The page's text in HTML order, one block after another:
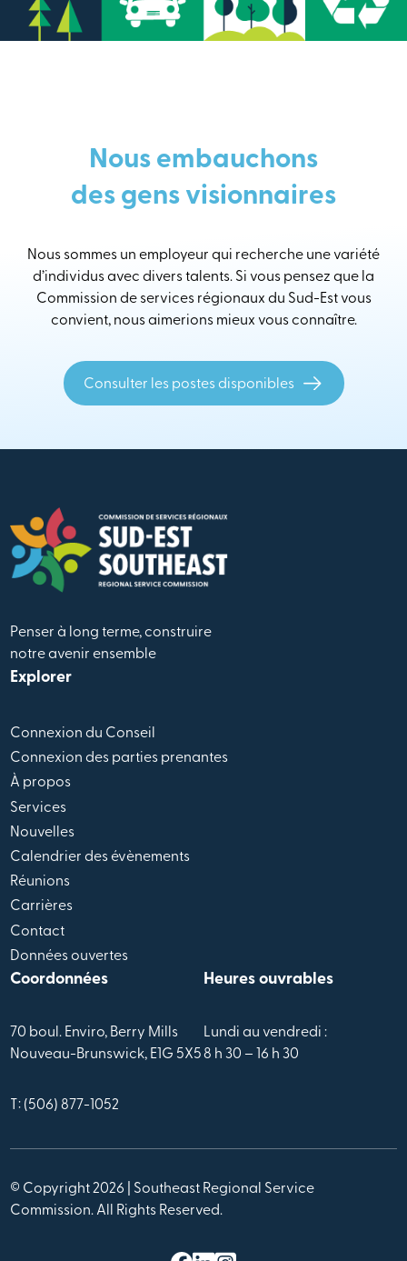
Nous embauchons
des gens visionnaires
Nous sommes un employeur qui recherche une variété
d’individus avec divers talents. Si vous pensez que la
Commission de services régionaux du Sud-Est vous
convient, nous aimerions mieux vous connaître.
Consulter les postes disponibles
Penser à long terme, construire
notre avenir ensemble
Explorer
Connexion du Conseil
Connexion des parties prenantes
À propos
Services
Nouvelles
Calendrier des évènements
Réunions
Carrières
Contact
Données ouvertes
Coordonnées
70 boul. Enviro, Berry Mills
Nouveau-Brunswick, E1G 5X5
T: (506) 877-1052
Heures ouvrables
Lundi au vendredi :
8 h 30 – 16 h 30
© Copyright 2026 | Southeast Regional Service
Commission. All Rights Reserved.